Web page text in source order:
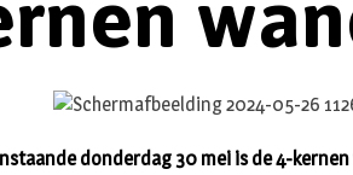
donderdag 30 mei is de 4-